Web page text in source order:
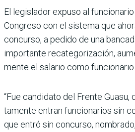
El legislador expuso al
Congreso con el sistema que
concurso, a pedido de una
importante recategoriza­ción,
mente el salario como funcio­nario
“Fue candidato del Frente
tamente entran funcionarios sin
que entró sin concurso,